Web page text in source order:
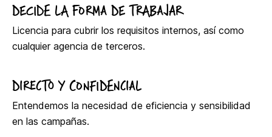
DECIDE LA FORMA DE TRABAJAR
Licencia para cubrir los requisitos internos, así como
cualquier agencia de terceros.
DIRECTO Y CONFIDENCIAL
Entendemos la necesidad de eficiencia y sensibilidad
en las campañas.